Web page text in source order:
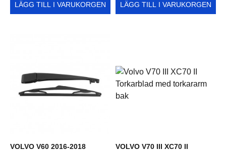
LÄGG TILL I VARUKORGEN LÄGG TILL I VARUKORGEN
VOLVO V60 2016-2018
VOLVO V70 III XC70 II